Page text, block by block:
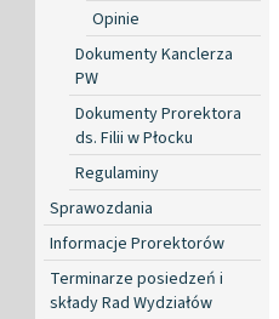
Opinie
Dokumenty Kanclerza
PW
Dokumenty Prorektora
ds. Filii w Płocku
Regulaminy
Sprawozdania
Informacje Prorektorów
Terminarze posiedzeń i
składy Rad Wydziałów